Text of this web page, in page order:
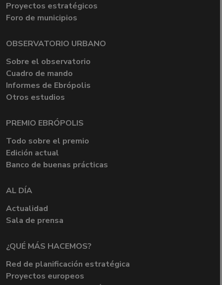
Proyectos estratégicos
Foro de municipios
OBSERVATORIO URBANO
Sobre el observatorio
Cuadro de mando
Informes de Ebrópolis
Otros estudios
PREMIO EBRÓPOLIS
Todo sobre el premio
Edición actual
Banco de buenas prácticas
AL DÍA
Actualidad
Sala de prensa
¿QUÉ MÁS HACEMOS?
Red de planificación estratégica
Proyectos europeos